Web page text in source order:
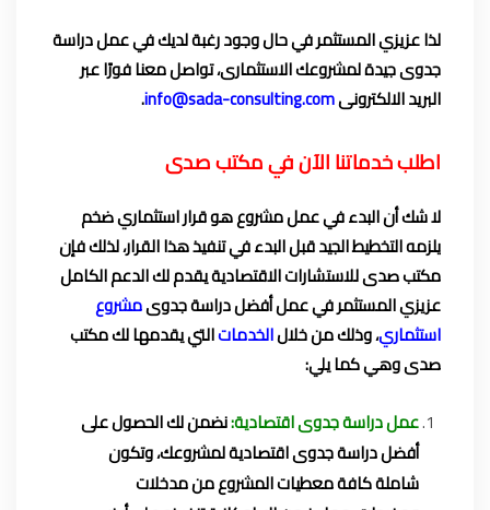
لذا عزيزي المستثمر في حال وجود رغبة لديك في عمل دراسة
جدوى جيدة لمشروعك الاستثمارى، تواصل معنا فورًا عبر
البريد الالكترونىinfo@sada-consulting.com
.
اطلب خدماتنا الآن في مكتب صدى
لا شك أن البدء في عمل مشروع هو قرار استثماري ضخم
يلزمه التخطيط الجيد قبل البدء في تنفيذ هذا القرار، لذلك فإن
مكتب صدى للاستشارات الاقتصادية يقدم لك الدعم الكامل
عزيزي المستثمر في عمل أفضل دراسة جدوىمشروع
استثماري، وذلك من خلالالخدماتالتي يقدمها لك مكتب
صدى وهي كما يلي:
عمل دراسة جدوى اقتصادية:نضمن لك الحصول على
أفضل دراسة جدوى اقتصادية لمشروعك، وتكون
شاملة كافة معطيات المشروع من مدخلات